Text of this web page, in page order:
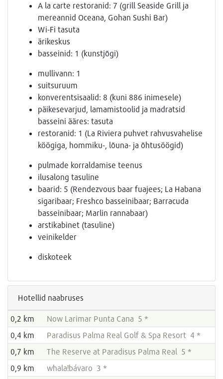
A la carte restoranid: 7 (grill Seaside Grill ja
mereannid Oceana, Gohan Sushi Bar)
Wi-Fi tasuta
ärikeskus
basseinid: 1 (kunstjõgi)
mullivann: 1
suitsuruum
konverentsisaalid: 8 (kuni 886 inimesele)
päikesevarjud, lamamistoolid ja madratsid
basseini ääres: tasuta
restoranid: 1 (La Riviera puhvet rahvusvahelise
köögiga, hommiku-, lõuna- ja õhtusöögid)
pulmade korraldamise teenus
ilusalong tasuline
baarid: 5 (Rendezvous baar fuajees; La Habana
sigaribaar; Freshco basseinibaar; Barracuda
basseinibaar; Marlin rannabaar)
arstikabinet (tasuline)
veinikelder
diskoteek
Hotellid naabruses
0,2 km
Now Larimar Punta Cana 5 *
0,4 km
Paradisus Palma Real Golf & Spa Resort 4 *
0,7 km
The Reserve at Paradisus Palma Real 5 *
0,9 km
whala!bávaro 3 *